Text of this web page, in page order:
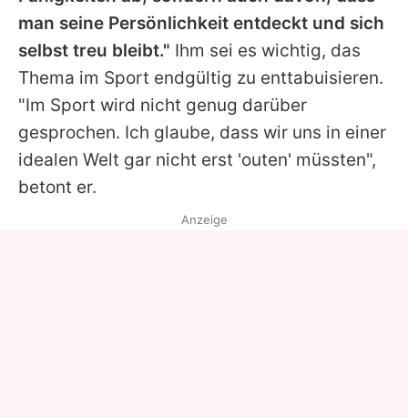
man seine Persönlichkeit entdeckt und sich
selbst treu bleibt." Ihm sei es wichtig, das
Thema im Sport endgültig zu enttabuisieren.
"Im Sport wird nicht genug darüber
gesprochen. Ich glaube, dass wir uns in einer
idealen Welt gar nicht erst 'outen' müssten",
betont er.
Anzeige